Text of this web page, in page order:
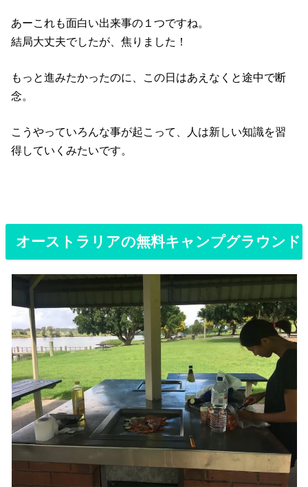
あーこれも面白い出来事の１つですね。
結局大丈夫でしたが、焦りました！
もっと進みたかったのに、この日はあえなくと途中で断
念。
こうやっていろんな事が起こって、人は新しい知識を習
得していくみたいです。
オーストラリアの無料キャンプグラウンド